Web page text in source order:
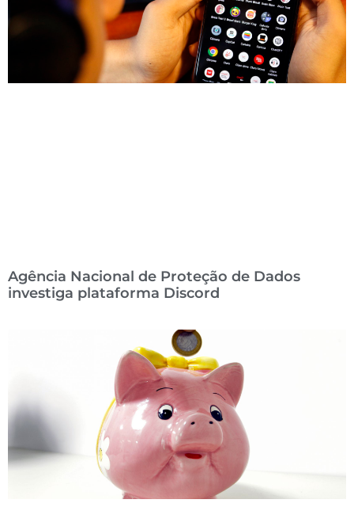
Agência Nacional de Proteção de Dados
investiga plataforma Discord